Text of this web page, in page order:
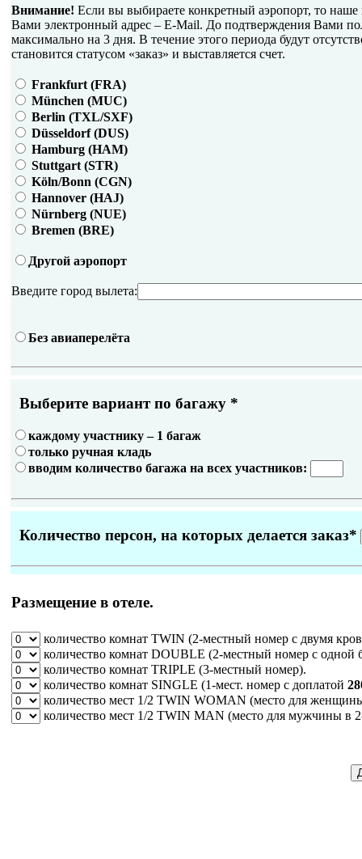
Внимание! Если вы выбираете конкретный аэропорт, то
Вами электронный адрес – E-Mail. До подтверждения Вами
максимально на 3 дня. В течение этого периода будут
становится статусом «заказ» и выставляется счет.
Frankfurt (FRA)
München (MUC)
Berlin (TXL/SXF)
Düsseldorf (DUS)
Hamburg (HAM)
Stuttgart (STR)
Köln/Bonn (CGN)
Hannover (HAJ)
Nürnberg (NUE)
Bremen (BRE)
Другой аэропорт
Введите город вылета:
Без авиаперелёта
Выберите вариант по багажу *
каждому участнику – 1 багаж
только ручная кладь
вводим количество багажа на всех участников:
Количество персон, на которых делается заказ*
Размещение в отеле.
количество комнат TWIN (2-местный номер с двумя
количество комнат DOUBLE (2-местный номер с одной
количество комнат TRIPLE (3-местный номер).
количество комнат SINGLE (1-мест. номер c доплатой
количество мест 1/2 TWIN WOMAN (место для
количество мест 1/2 TWIN MAN (место для мужчины в